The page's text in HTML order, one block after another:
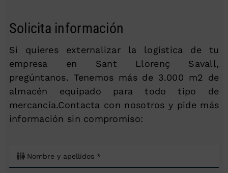
Solicita información
Si quieres externalizar la logística de tu
empresa en Sant Llorenç Savall,
pregúntanos. Tenemos más de 3.000 m2 de
almacén equipado para todo tipo de
mercancía.Contacta con nosotros y pide más
información sin compromiso: